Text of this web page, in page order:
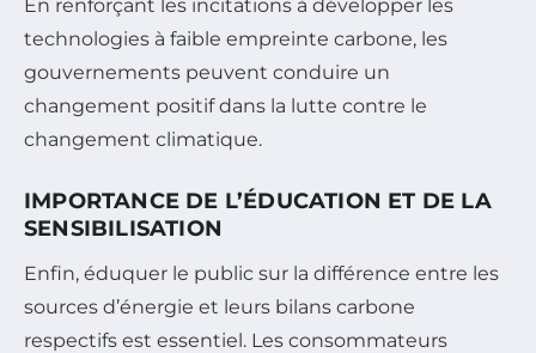
En renforçant les incitations à développer les
technologies à faible empreinte carbone, les
gouvernements peuvent conduire un
changement positif dans la lutte contre le
changement climatique.
IMPORTANCE DE L’ÉDUCATION ET DE LA
SENSIBILISATION
Enfin, éduquer le public sur la différence entre les
sources d’énergie et leurs bilans carbone
respectifs est essentiel. Les consommateurs